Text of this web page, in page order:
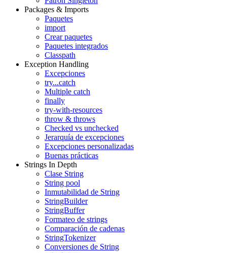
Packages & Imports
Paquetes
import
Crear paquetes
Paquetes integrados
Classpath
Exception Handling
Excepciones
try...catch
Multiple catch
finally
try-with-resources
throw & throws
Checked vs unchecked
Jerarquía de excepciones
Excepciones personalizadas
Buenas prácticas
Strings In Depth
Clase String
String pool
Inmutabilidad de String
StringBuilder
StringBuffer
Formateo de strings
Comparación de cadenas
StringTokenizer
Conversiones de String